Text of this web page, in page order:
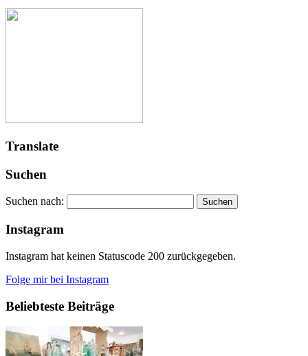
Translate
Suchen
Suchen nach:
Instagram
Instagram hat keinen Statuscode 200 zurückgegeben.
Folge mir bei Instagram
Beliebteste Beiträge